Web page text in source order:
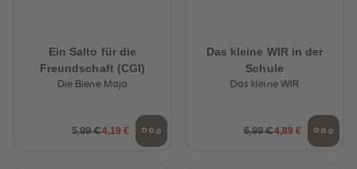
Ein Salto für die
Freundschaft (CGI)
Die Biene Maja
5,99 €4,19 €
Das kleine WIR in der
Schule
Das kleine WIR
6,99 €4,89 €